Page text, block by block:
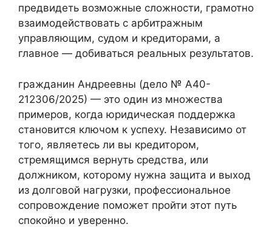
предвидеть возможные сложности, грамотно
взаимодействовать с арбитражным
управляющим, судом и кредиторами, а
главное — добиваться реальных результатов.
гражданин Андреевны (дело № А40-
212306/2025) — это один из множества
примеров, когда юридическая поддержка
становится ключом к успеху. Независимо от
того, являетесь ли вы кредитором,
стремящимся вернуть средства, или
должником, которому нужна защита и выход
из долговой нагрузки, профессиональное
сопровождение поможет пройти этот путь
спокойно и уверенно.